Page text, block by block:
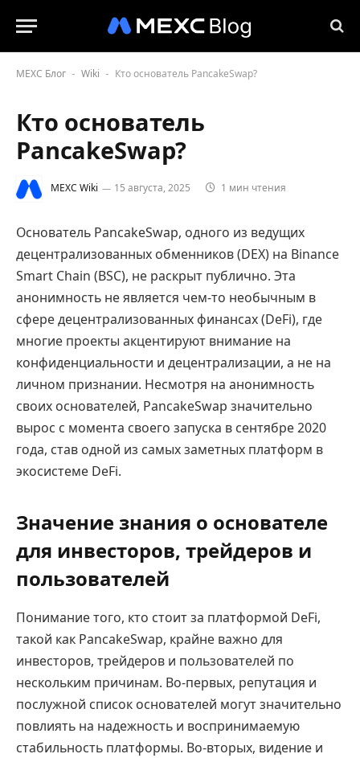
MEXC Блог - Wiki - Кто основатель PancakeSwap?
Кто основатель
PancakeSwap?
MEXC Wiki 15 августа, 2025 1 мин чтения
Основатель PancakeSwap, одного из ведущих
децентрализованных обменников (DEX) на Binance
Smart Chain (BSC), не раскрыт публично. Эта
анонимность не является чем-то необычным в
сфере децентрализованных финансах (DeFi), где
многие проекты акцентируют внимание на
конфиденциальности и децентрализации, а не на
личном признании. Несмотря на анонимность
своих основателей, PancakeSwap значительно
вырос с момента своего запуска в сентябре 2020
года, став одной из самых заметных платформ в
экосистеме DeFi.
Значение знания о основателе
для инвесторов, трейдеров и
пользователей
Понимание того, кто стоит за платформой DeFi,
такой как PancakeSwap, крайне важно для
инвесторов, трейдеров и пользователей по
нескольким причинам. Во-первых, репутация и
послужной список основателей могут значительно
повлиять на надежность и воспринимаемую
стабильность платформы. Во-вторых, видение и